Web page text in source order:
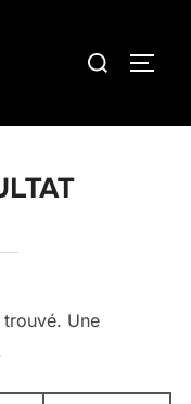
Rechercher :
trouvé. Une